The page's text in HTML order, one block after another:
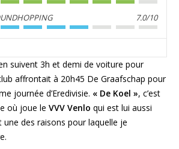
7.0/10
suivent 3h et demi de voiture pour
affrontait à 20h45 De Graafschap pour
journée d’Eredivisie. « De Koel », c’est
où joue le VVV Venlo qui est lui aussi
une des raisons pour laquelle je